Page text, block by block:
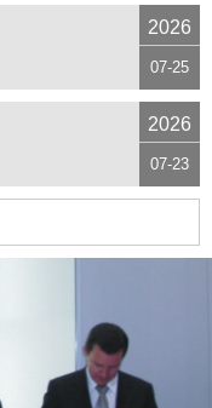
2026
07-25
2026
07-23